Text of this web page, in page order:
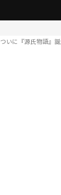
ついに『源氏物語』